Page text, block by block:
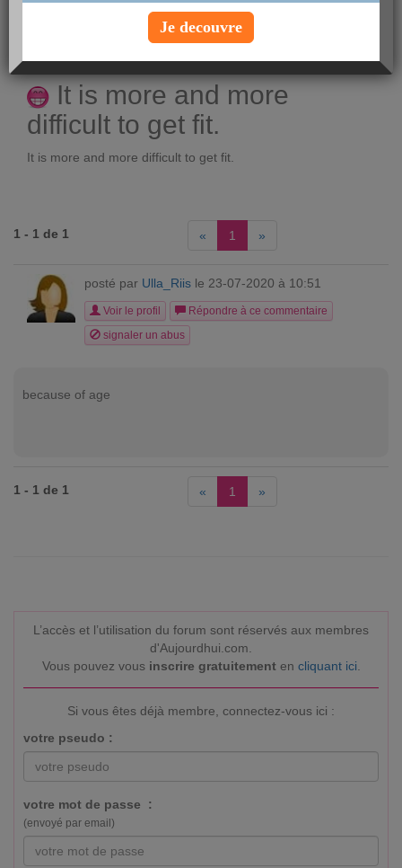
posté parTa_8ykEVLx9_aL3n
It is more and more
difficult to get fit.
It is more and more difficult to get fit.
1 - 1 de 1 « 1 »
posté par Ulla_Riis le 23-07-2020 à 10:51
Voir le profil
Répondre à ce commentaire
signaler un abus
because of age
1 - 1 de 1 « 1 »
L’accès et l’utilisation du forum sont réservés aux membres
d'Aujourdhui.com.
Vous pouvez vous inscrire gratuitementen cliquant ici
Si vous êtes déjà membre, connectez-vous ici :
votre pseudo :
votre mot de passe :
(envoyé par email)
Je decouvre